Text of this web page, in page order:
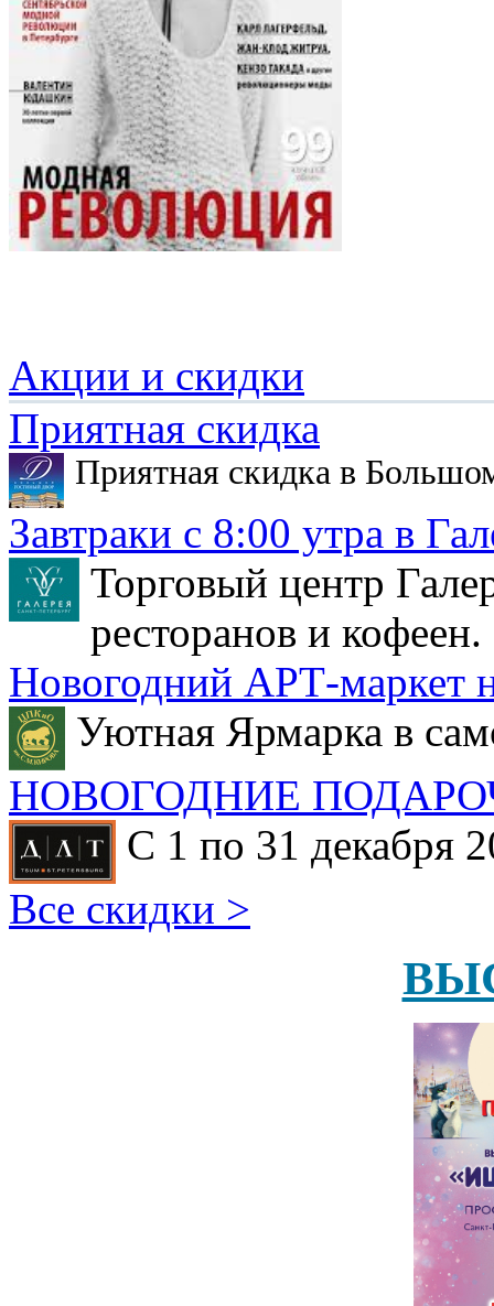
Акции и скидки
Приятная скидка
Приятная скидка в
Завтраки с 8:00 утра в
Торговый центр
ресторанов и кофеен.
Новогодний АРТ-маркет
Уютная Ярмарка в
НОВОГОДНИЕ
С 1 по 31 декабря
Все скидки >